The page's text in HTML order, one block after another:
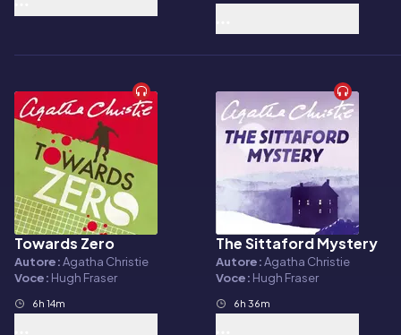
Audiolibro
Towards Zero
Autore:Agatha Christie
Voce: Hugh Fraser
6h 14m
Audiolibro
The Sittaford Mystery
Autore:Agatha Christie
Voce: Hugh Fraser
6h 36m